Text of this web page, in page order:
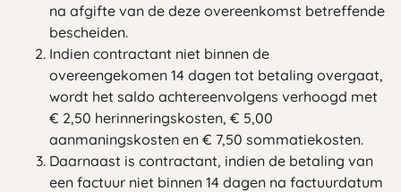
na afgifte van de deze overeenkomst betreffende
bescheiden.
Indien contractant niet binnen de
overeengekomen 14 dagen tot betaling overgaat,
wordt het saldo achtereenvolgens verhoogd met
€ 2,50 herinneringskosten, € 5,00
aanmaningskosten en € 7,50 sommatiekosten.
Daarnaast is contractant, indien de betaling van
een factuur niet binnen 14 dagen na factuurdatum